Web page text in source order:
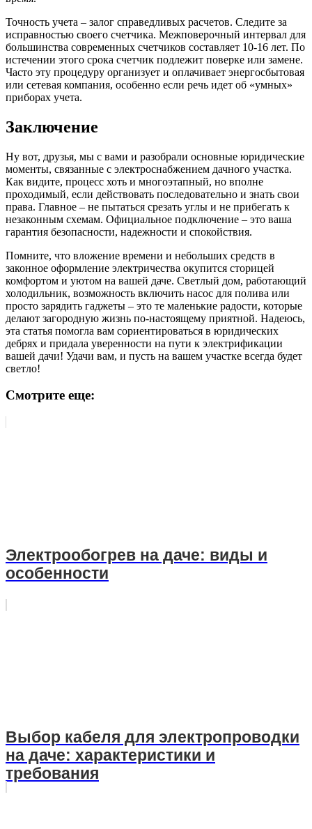
Точность учета – залог справедливых расчетов. Следите за
исправностью своего счетчика. Межповерочный интервал для
большинства современных счетчиков составляет 10-16 лет. По
истечении этого срока счетчик подлежит поверке или замене.
Часто эту процедуру организует и оплачивает энергосбытовая
или сетевая компания, особенно если речь идет об «умных»
приборах учета.
Заключение
Ну вот, друзья, мы с вами и разобрали основные юридические
моменты, связанные с электроснабжением дачного участка.
Как видите, процесс хоть и многоэтапный, но вполне
проходимый, если действовать последовательно и знать свои
права. Главное – не пытаться срезать углы и не прибегать к
незаконным схемам. Официальное подключение – это ваша
гарантия безопасности, надежности и спокойствия.
Помните, что вложение времени и небольших средств в
законное оформление электричества окупится сторицей
комфортом и уютом на вашей даче. Светлый дом, работающий
холодильник, возможность включить насос для полива или
просто зарядить гаджеты – это те маленькие радости, которые
делают загородную жизнь по-настоящему приятной. Надеюсь,
эта статья помогла вам сориентироваться в юридических
дебрях и придала уверенности на пути к электрификации
вашей дачи! Удачи вам, и пусть на вашем участке всегда будет
светло!
Смотрите еще:
Электрообогрев на даче: виды и
особенности
Выбор кабеля для электропроводки
на даче: характеристики и
требования